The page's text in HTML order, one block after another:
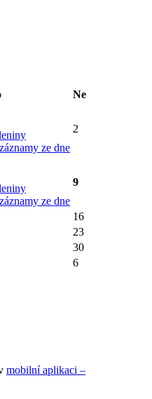
Ne
ze dne
2
ze dne
9
16
23
30
6
mobilní aplikaci –